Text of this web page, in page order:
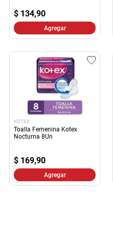
$ 134,90
Agregar
KOTEX
Toalla Femenina Kotex
Nocturna 8Un
$ 169,90
Agregar